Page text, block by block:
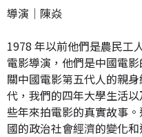
導演│陳焱
1978 年以前他們是農民工
電影導演，他們是中國電
關中國電影第五代人的親
代，我們的四年大學生活以
些年來拍電影的真實故事
國的政治社會經濟的變化和